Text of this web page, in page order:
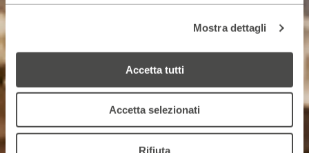
Mostra dettagli
Accetta tutti
Accetta selezionati
Rifiuta